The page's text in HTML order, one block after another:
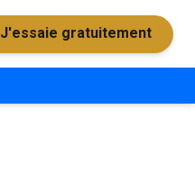
J'essaie gratuitement